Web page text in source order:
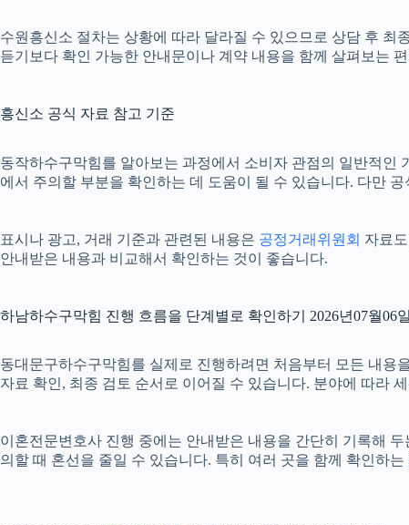
수원흥신소 절차는 상황에 따라 달라질 수 있으므로 상담 후 최
듣기보다 확인 가능한 안내문이나 계약 내용을 함께 살펴보는
흥신소 공식 자료 참고 기준
동작하수구막힘를 알아보는 과정에서 소비자 관점의 일반적인
에서 주의할 부분을 확인하는 데 도움이 될 수 있습니다. 다만
표시나 광고, 거래 기준과 관련된 내용은 공정거래위원회 자료
안내받은 내용과 비교해서 확인하는 것이 좋습니다.
하남하수구막힘 진행 흐름을 단계별로 확인하기 2026년07월06
동대문구하수구막힘를 실제로 진행하려면 처음부터 모든 내용
자료 확인, 최종 검토 순서로 이어질 수 있습니다. 분야에 따라
이혼전문변호사 진행 중에는 안내받은 내용을 간단히 기록해
의할 때 혼선을 줄일 수 있습니다. 특히 여러 곳을 함께 확인하